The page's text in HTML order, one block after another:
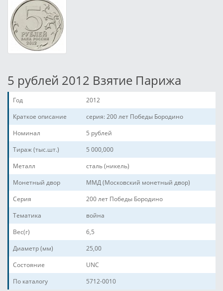
5 рублей 2012 Взятие Парижа
Год
2012
Краткое описание
серия: 200 лет Победы Бородино
Номинал
5 рублей
Тираж (тыс.шт.)
5 000,000
Металл
сталь (никель)
Монетный двор
ММД (Московский монетный двор)
Серия
200 лет Победы Бородино
Тематика
война
Вес(г)
6,5
Диаметр (мм)
25,00
Состояние
UNC
По каталогу
5712-0010